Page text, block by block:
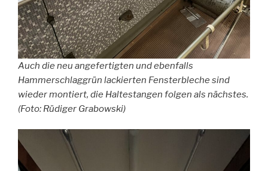
Auch die neu angefertigten und ebenfalls
Hammerschlaggrün lackierten Fensterbleche sind
wieder montiert, die Haltestangen folgen als nächstes.
(Foto: Rüdiger Grabowski)